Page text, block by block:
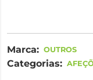
Marca: OUTROS
Categorias: